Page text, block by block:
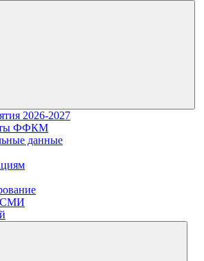
2026-2027
ФФКМ
данные
СМИ